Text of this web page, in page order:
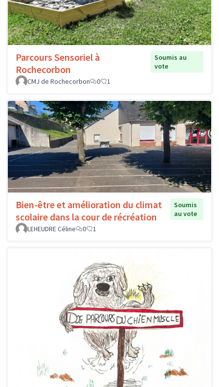
Parcours Sensoriel à
Rochecorbon
Soumis au
vote
CMJ de Rochecorbon
0 1
Bien-être et amélioration du climat
scolaire dans la cour de récréation
Soumis
au vote
LEHEUDRE Céline
0 1